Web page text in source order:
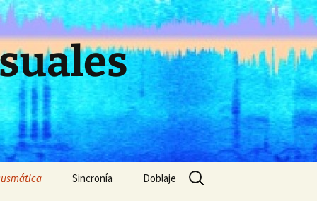
Sincronía Doblaje
Buscar: